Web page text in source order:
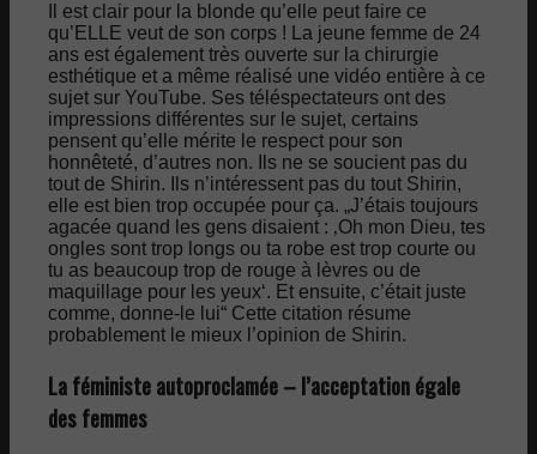
Il est clair pour la blonde qu’elle peut faire ce
qu’ELLE veut de son corps ! La jeune femme de 24
ans est également très ouverte sur la chirurgie
esthétique et a même réalisé une vidéo entière à ce
sujet sur YouTube. Ses téléspectateurs ont des
impressions différentes sur le sujet, certains
pensent qu’elle mérite le respect pour son
honnêteté, d’autres non. Ils ne se soucient pas du
tout de Shirin. Ils n’intéressent pas du tout Shirin,
elle est bien trop occupée pour ça. „J’étais toujours
agacée quand les gens disaient : ‚Oh mon Dieu, tes
ongles sont trop longs ou ta robe est trop courte ou
tu as beaucoup trop de rouge à lèvres ou de
maquillage pour les yeux‘. Et ensuite, c’était juste
comme, donne-le lui“ Cette citation résume
probablement le mieux l’opinion de Shirin.
La féministe autoproclamée – l’acceptation égale
des femmes